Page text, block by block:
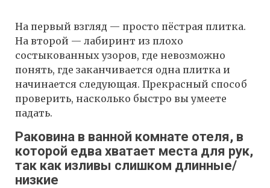
На первый взгляд — просто пёстрая плитка.
На второй — лабиринт из плохо
состыкованных узоров, где невозможно
понять, где заканчивается одна плитка и
начинается следующая. Прекрасный способ
проверить, насколько быстро вы умеете
падать.
Раковина в ванной комнате отеля, в
которой едва хватает места для рук,
так как изливы слишком длинные/
низкие